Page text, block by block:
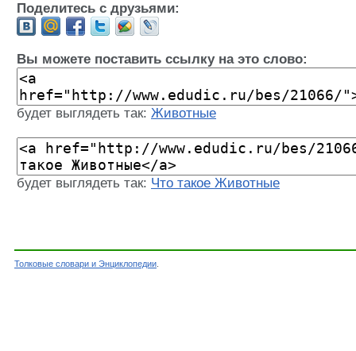
Поделитесь с друзьями:
Вы можете поставить ссылку на это слово:
будет выглядеть так: Животные
будет выглядеть так: Что такое Животные
Толковые словари и Энциклопедии